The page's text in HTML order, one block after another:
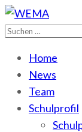
WEMA
BbS I des
Suchen
Home
News
Team
Schulprofil